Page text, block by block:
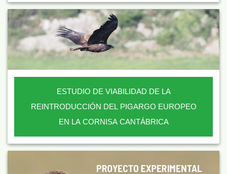
ESTUDIO DE VIABILIDAD DE LA
REINTRODUCCIÓN DEL PIGARGO EUROPEO
EN LA CORNISA CANTÁBRICA